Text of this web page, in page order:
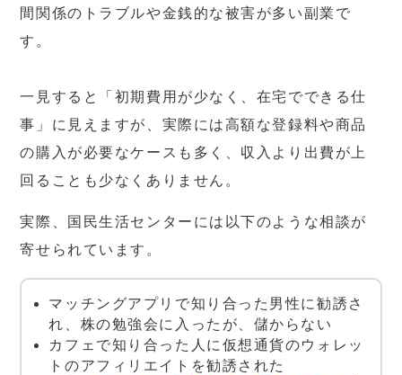
間関係のトラブルや金銭的な被害が多い副業で
す。
一見すると「初期費用が少なく、在宅でできる仕
事」に見えますが、実際には高額な登録料や商品
の購入が必要なケースも多く、収入より出費が上
回ることも少なくありません。
実際、国民生活センターには以下のような相談が
寄せられています。
マッチングアプリで知り合った男性に勧誘さ
れ、株の勉強会に入ったが、儲からない
カフェで知り合った人に仮想通貨のウォレッ
トのアフィリエイトを勧誘された